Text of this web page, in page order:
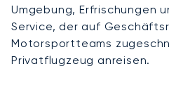
Umgebung, Erfrischungen
Service, der auf
Motorsportteams
Privatflugzeug anreisen.